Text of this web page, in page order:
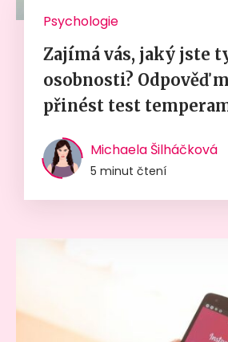
Psychologie
Zajímá vás, jaký jste
osobnosti? Odpověď
přinést test
Michaela Šilháčková
5 minut čtení